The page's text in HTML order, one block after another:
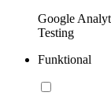
Google
Testing
Funktional